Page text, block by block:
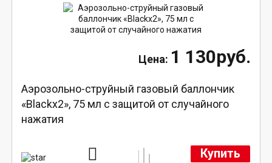
1 130руб.
Аэрозольно-струйный газовый баллончик
«Blackx2», 75 мл с защитой от случайного
нажатия
Купить